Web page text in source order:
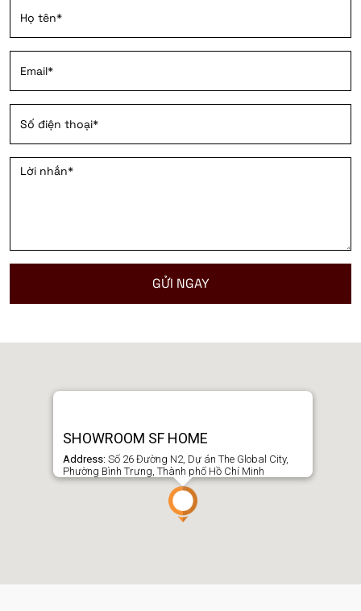
SHOWROOM SF HOME
Address: Số 26 Đường N2, Dự án The Global City,
Phường Bình Trưng, Thành phố Hồ Chí Minh